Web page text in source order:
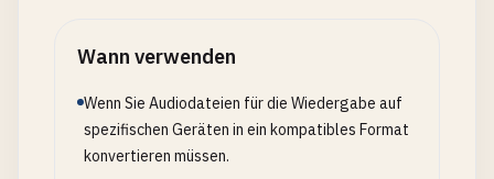
Wann verwenden
Wenn Sie Audiodateien für die Wiedergabe auf
spezifischen Geräten in ein kompatibles Format
konvertieren müssen.